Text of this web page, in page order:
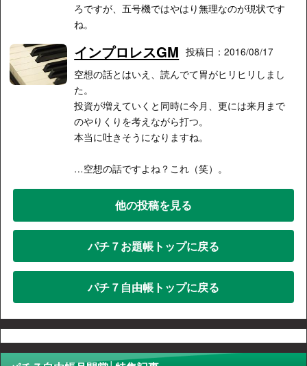
ろですが、五号機ではやはり無理なのが現状です
ね。
インプロレスGM 投稿日：2016/08/17
空想の話とはいえ、読んでて胃がヒリヒリしまし
た。
投資が増えていくと同時に今月、更には来月まで
のやりくりを考えながら打つ。
本当に吐きそうになりますね。
…空想の話ですよね？これ（笑）。
他の投稿を見る
パチ７お題帳トップに戻る
パチ７自由帳トップに戻る